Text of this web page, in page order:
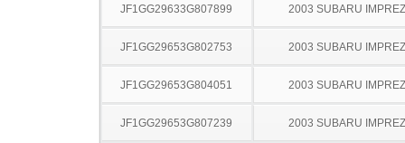
JF1GG29633G807899 2003 SUBARU
JF1GG29653G802753 2003 SUBARU
JF1GG29653G804051 2003 SUBARU
JF1GG29653G807239 2003 SUBARU